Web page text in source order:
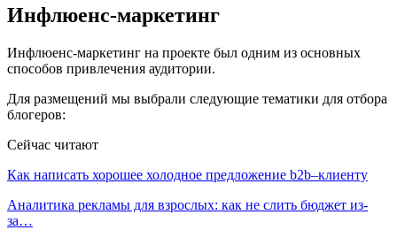
Инфлюенс-маркетинг
Инфлюенс-маркетинг на проекте был одним из основных
способов привлечения аудитории.
Для размещений мы выбрали следующие тематики для отбора
блогеров:
Сейчас читают
Как написать хорошее холодное предложение b2b–клиенту
Аналитика рекламы для взрослых: как не слить бюджет из-
за…